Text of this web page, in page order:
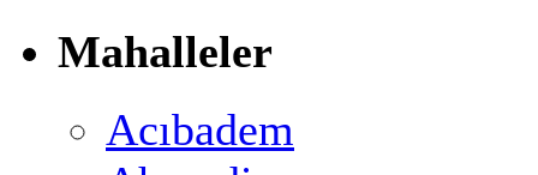
Mahalleler
Acıbadem